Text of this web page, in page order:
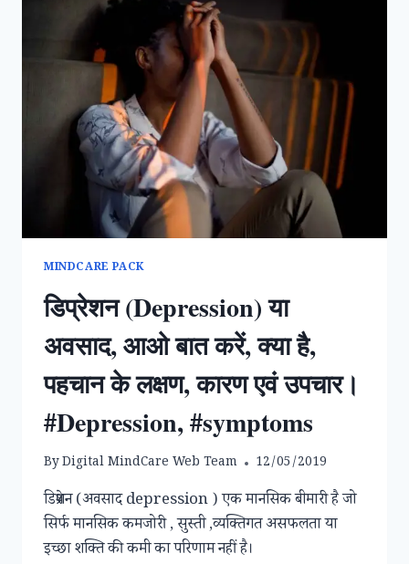
MINDCARE PACK
डिप्रेशन (Depression) या
अवसाद, आओ बात करें, क्या है,
पहचान के लक्षण, कारण एवं उपचार।
#Depression, #symptoms
ByDigital MindCare Web Team 12/05/2019
डिप्रेशन (अवसाद depression ) एक मानसिक बीमारी है जो
सिर्फ मानसिक कमजोरी , सुस्ती ,व्यक्तिगत असफलता या
इच्छा शक्ति की कमी का परिणाम नहीं है।